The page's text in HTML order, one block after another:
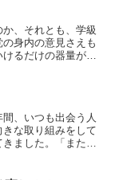
、それとも、学級
身内の意見さえも
るだけの器量があ
、いつも出会う人
な取り組みをして
ました。「また万